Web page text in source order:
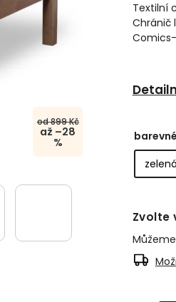
od 899 Kč
až –28
%
Textilní
Chránič
Zvolte